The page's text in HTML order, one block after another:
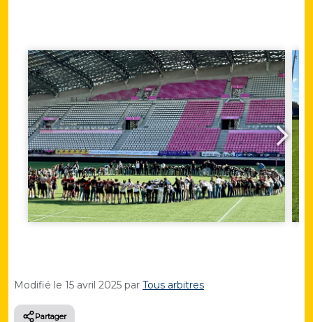
Modifié le 15 avril 2025 par Tous arbitres
Partager